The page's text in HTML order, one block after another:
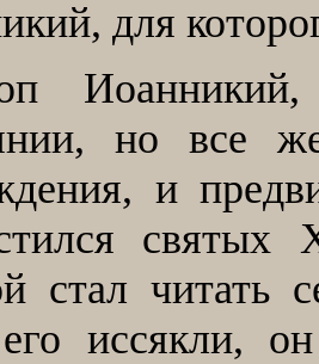
для
но все
и
стал читать
иссякли,